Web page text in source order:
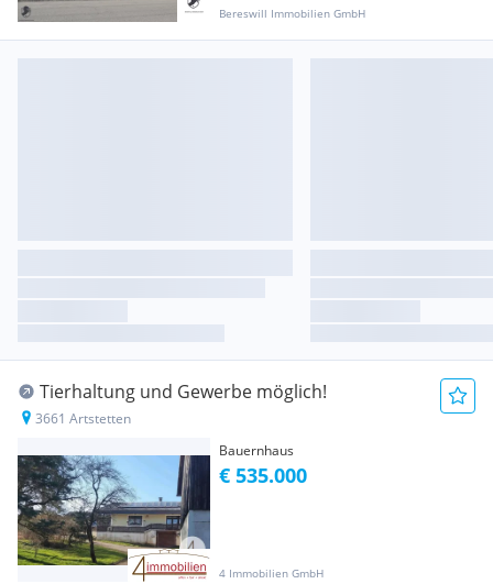
Bereswill Immobilien GmbH
Tierhaltung und Gewerbe möglich!
3661 Artstetten
Bauernhaus
4 Immobilien GmbH
€ 535.000